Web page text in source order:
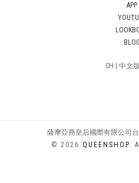
APP
BLOG
薩摩亞商皇后國際有限公司
© 2026 QUEENSHOP.